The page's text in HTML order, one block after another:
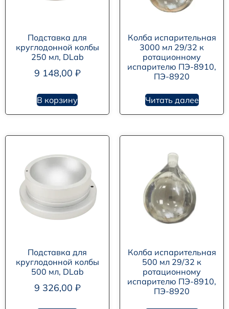
Подставка для
круглодонной колбы
250 мл, DLab
9 148,00 ₽
В корзину
Колба испарительная
3000 мл 29/32 к
ротационному
испарителю ПЭ-8910,
ПЭ-8920
Читать далее
Подставка для
круглодонной колбы
500 мл, DLab
9 326,00 ₽
Колба испарительная
500 мл 29/32 к
ротационному
испарителю ПЭ-8910,
ПЭ-8920